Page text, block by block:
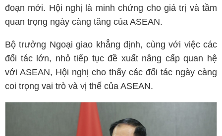
đoạn mới. Hội nghị là minh chứng cho giá trị và tầm
quan trọng ngày càng tăng của ASEAN.
Bộ trưởng Ngoại giao khẳng định, cùng với việc các
đối tác lớn, nhỏ tiếp tục đề xuất nâng cấp quan hệ
với ASEAN, Hội nghị cho thấy các đối tác ngày càng
coi trọng vai trò và vị thế của ASEAN.